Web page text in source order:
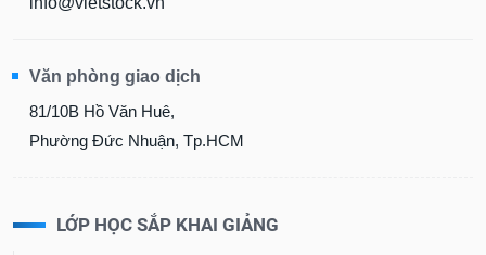
Văn phòng giao dịch
81/10B Hồ Văn Huê,
Phường Đức Nhuận, Tp.HCM
LỚP HỌC SẮP KHAI GIẢNG